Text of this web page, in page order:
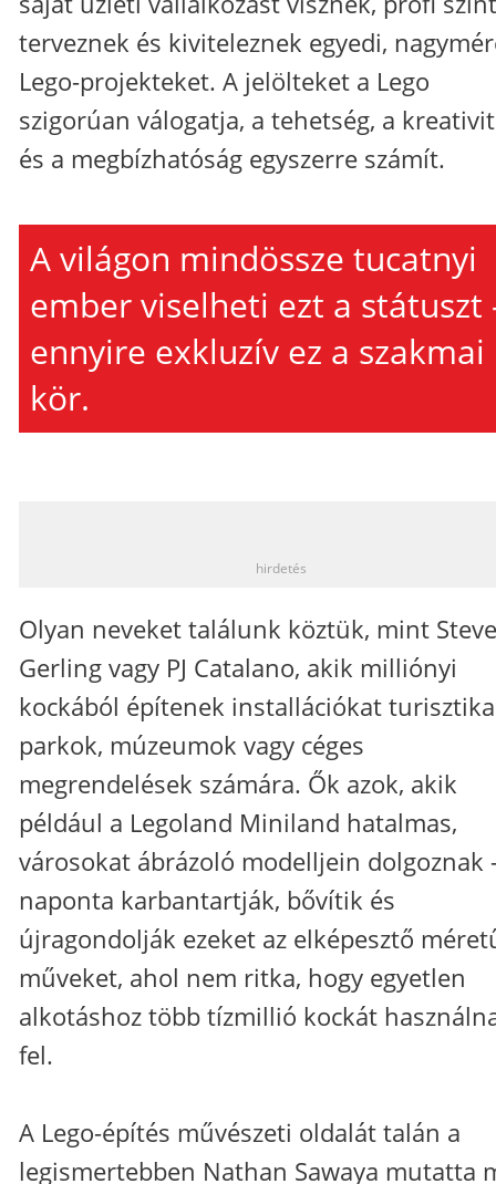
terveznek és kiviteleznek egyedi,
Lego-projekteket. A jelölteket a Lego
szigorúan válogatja, a tehetség, a
és a megbízhatóság egyszerre számít.
A világon mindössze tucatnyi
ember viselheti ezt a státuszt
ennyire exkluzív ez a szakmai
kör.
hirdetés
Olyan neveket találunk köztük, mint Steve
Gerling vagy PJ Catalano, akik milliónyi
kockából építenek installációkat
parkok, múzeumok vagy céges
megrendelések számára. Ők azok, akik
például a Legoland Miniland hatalmas,
városokat ábrázoló modelljein dolgoznak
naponta karbantartják, bővítik és
újragondolják ezeket az elképesztő
műveket, ahol nem ritka, hogy egyetlen
alkotáshoz több tízmillió kockát
fel.
A Lego-építés művészeti oldalát talán a
legismertebben Nathan Sawaya mutatta